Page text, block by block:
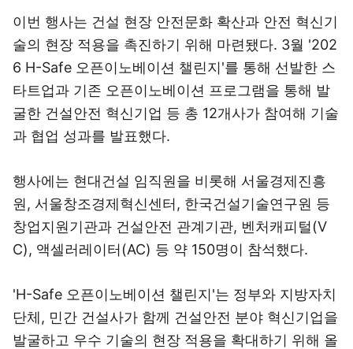
이번 행사는 건설 현장 안전문화 확산과 안전 혁신기
술의 현장 적용을 촉진하기 위해 마련됐다. 3월 '202
6 H-Safe 오픈이노베이션 챌린지'를 통해 선발한 스
타트업과 기존 오픈이노베이션 프로그램을 통해 발
굴한 건설안전 혁신기업 등 총 12개사가 참여해 기술
과 협업 성과를 발표했다.
행사에는 현대건설 임직원을 비롯해 서울경제진흥
원, 서울창조경제혁신센터, 한국건설기술연구원 등
창업지원기관과 건설안전 관계기관, 벤처캐피털(V
C), 액셀러레이터(AC) 등 약 150명이 참석했다.
'H-Safe 오픈이노베이션 챌린지'는 정부와 지방자치
단체, 민간 건설사가 함께 건설안전 분야 혁신기업을
발굴하고 우수 기술의 현장 적용을 확대하기 위해 올